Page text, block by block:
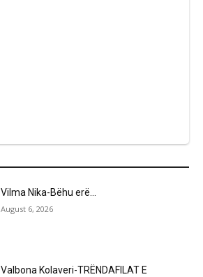
Vilma Nika-Bëhu erë…
August 6, 2026
Valbona Kolaveri-TRËNDAFILAT E